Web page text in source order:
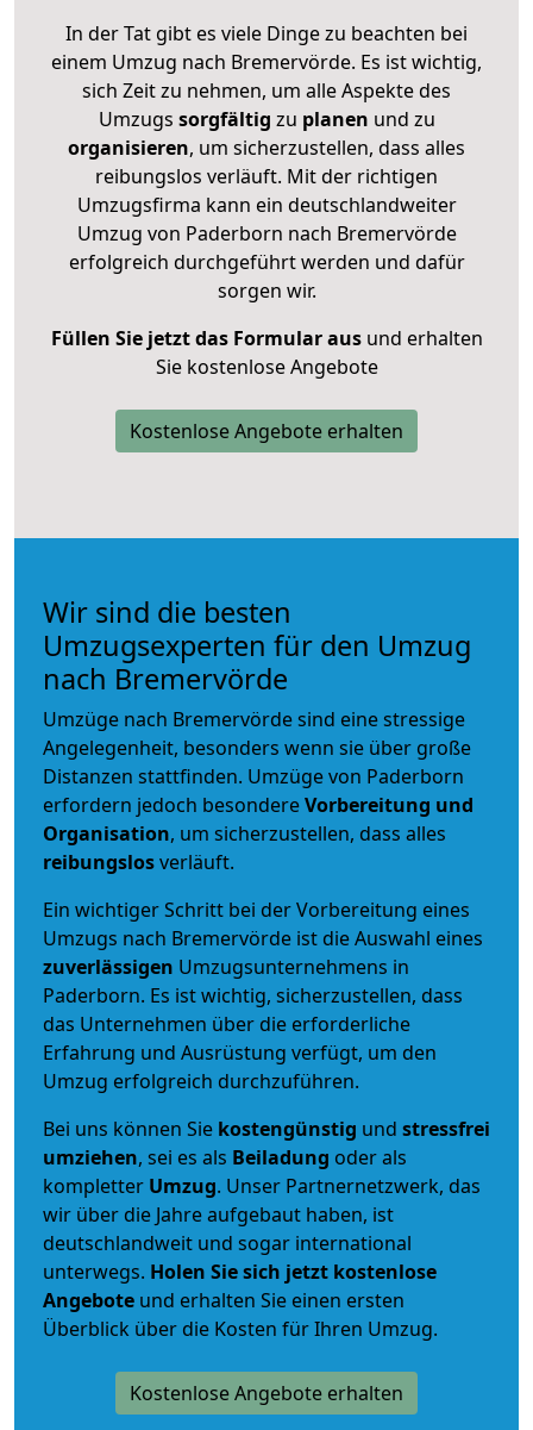
In der Tat gibt es viele Dinge zu beachten bei
einem Umzug nach Bremervörde. Es ist wichtig,
sich Zeit zu nehmen, um alle Aspekte des
Umzugs sorgfältig zu planen und zu
organisieren, um sicherzustellen, dass alles
reibungslos verläuft. Mit der richtigen
Umzugsfirma kann ein deutschlandweiter
Umzug von Paderborn nach Bremervörde
erfolgreich durchgeführt werden und dafür
sorgen wir.
Füllen Sie jetzt das Formular ausund erhalten
Sie kostenlose Angebote
Kostenlose Angebote erhalten
Wir sind die besten
Umzugsexperten für den Umzug
nach Bremervörde
Umzüge nach Bremervörde sind eine stressige
Angelegenheit, besonders wenn sie über große
Distanzen stattfinden. Umzüge von Paderborn
erfordern jedoch besondereVorbereitung und
Organisation, um sicherzustellen, dass alles
reibungslosverläuft.
Ein wichtiger Schritt bei der Vorbereitung eines
Umzugs nach Bremervörde ist die Auswahl eines
zuverlässigen Umzugsunternehmens in
Paderborn. Es ist wichtig, sicherzustellen, dass
das Unternehmen über die erforderliche
Erfahrung und Ausrüstung verfügt, um den
Umzug erfolgreich durchzuführen.
Bei uns können Sie kostengünstig und stressfrei
umziehen, sei es als Beiladung oder als
kompletter Umzug. Unser Partnernetzwerk, das
wir über die Jahre aufgebaut haben, ist
deutschlandweit und sogar international
unterwegs. Holen Sie sich jetzt kostenlose
Angebote und erhalten Sie einen ersten
Überblick über die Kosten für Ihren Umzug.
Kostenlose Angebote erhalten